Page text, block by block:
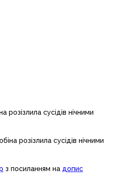
розізлила сусідів нічними
з посиланням на допис